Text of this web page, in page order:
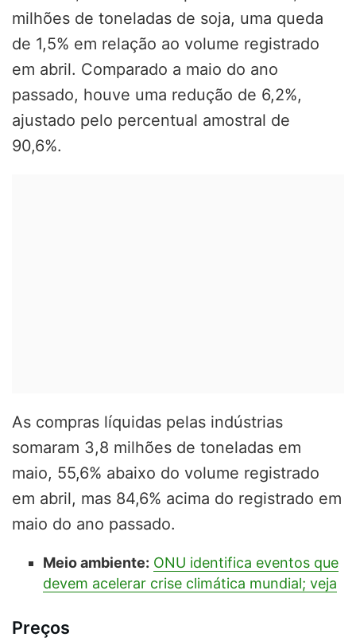
milhões de toneladas de soja, uma queda
de 1,5% em relação ao volume registrado
em abril. Comparado a maio do ano
passado, houve uma redução de 6,2%,
ajustado pelo percentual amostral de
90,6%.
As compras líquidas pelas indústrias
somaram 3,8 milhões de toneladas em
maio, 55,6% abaixo do volume registrado
em abril, mas 84,6% acima do registrado em
maio do ano passado.
Meio ambiente: ONU identifica eventos que
devem acelerar crise climática mundial; veja
Preços